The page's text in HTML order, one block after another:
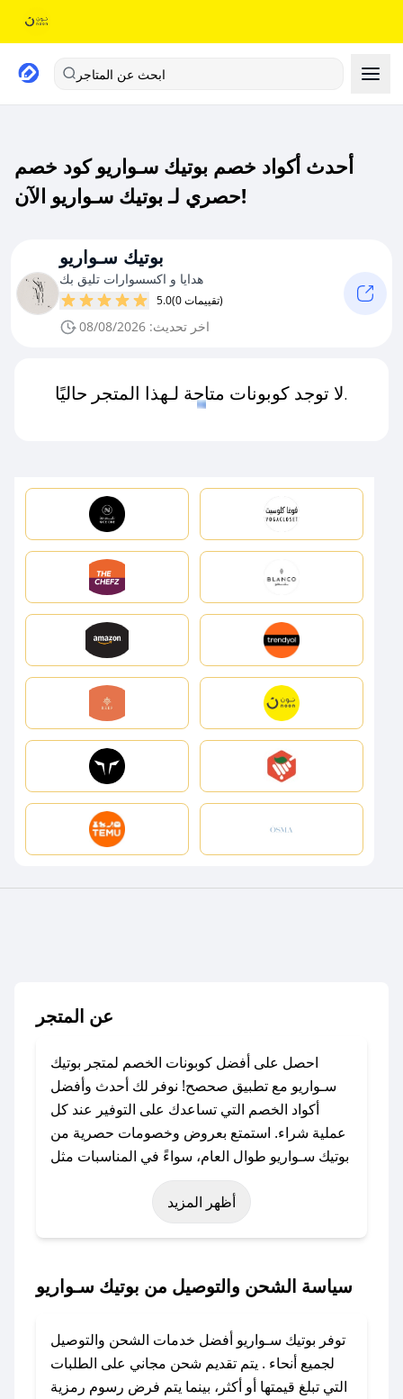
ابحث عن المتاجر
أحدث أكواد خصم بوتيك سـواريو كود خصم
حصري لـ بوتيك سـواريو الآن!
بوتيك سـواريو
هدايا و اكسسوارات تليق بك
5.0 (0 تقييمات)
اخر تحديث: 08/08/2026
لا توجد كوبونات متاحة لـهذا المتجر حاليًا.
عن المتجر
احصل على أفضل كوبونات الخصم لمتجر بوتيك
سـواريو مع تطبيق صحصح! نوفر لك أحدث وأفضل
أكواد الخصم التي تساعدك على التوفير عند كل
عملية شراء. استمتع بعروض وخصومات حصرية من
بوتيك سـواريو طوال العام، سواءً في المناسبات مثل
عيد الفطر، عيد الأضحى، الجمعة البيضاء (شهر
نوفمبر)، رمضان، اليوم الوطني، يوم التأسيس، أو
حتى عروض خاصة أخرى.
باستخدام تطبيق صحصح، يمكنك العثور بسهولة على
الكوبون، تواصل معنا عبر تويتر أو البريد الإلكتروني
لإضافته بسرعة.
أظهر المزيد
سياسة الشحن والتوصيل من بوتيك سـواريو
توفر بوتيك سـواريو أفضل خدمات الشحن والتوصيل
لجميع أنحاء . يتم تقديم شحن مجاني على الطلبات
التي تبلغ قيمتها أو أكثر، بينما يتم فرض رسوم رمزية